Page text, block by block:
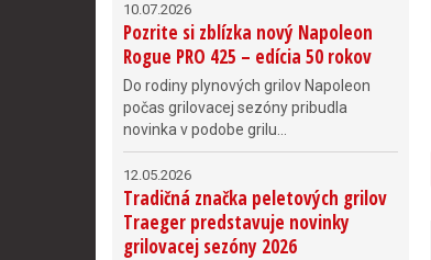
10.07.2026
Pozrite si zblízka nový Napoleon
Rogue PRO 425 – edícia 50 rokov
Do rodiny plynových grilov Napoleon
počas grilovacej sezóny pribudla
novinka v podobe grilu...
12.05.2026
Tradičná značka peletových grilov
Traeger predstavuje novinky
grilovacej sezóny 2026